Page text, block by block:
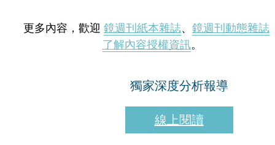
更多內容，歡迎 鏡週刊紙本雜誌、 鏡週刊動態雜誌
了解內容授權資訊。
獨家深度分析報導
線上閱讀